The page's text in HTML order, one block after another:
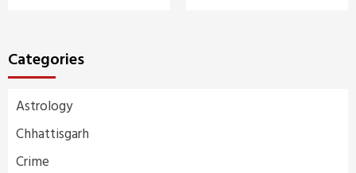
Categories
Astrology
Chhattisgarh
Crime